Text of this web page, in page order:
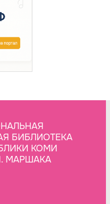
БИБЛИОТЕКА
КОМИ
МАРШАКА